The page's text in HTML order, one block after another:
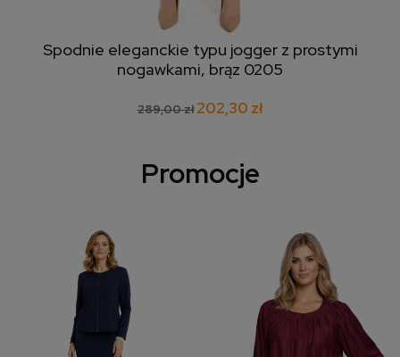
Spodnie eleganckie typu jogger z prostymi
nogawkami, brąz 0205
289,00 zł 202,30 zł
Promocje